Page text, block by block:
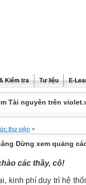
Kiểm tra Tư liệu E-
Tài nguyên trên
thư viện >
Dừng xem quảng
các thầy, cô!
kinh phí duy trì hệ